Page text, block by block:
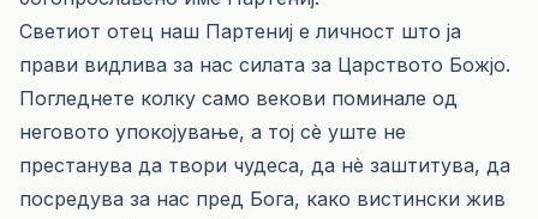
Светиот отец наш Партениј е личност што ја
прави видлива за нас силата за Царството Божјо.
Погледнете колку само векови поминале од
неговото упокојување, а тој сѐ уште не
престанува да твори чудеса, да нѐ заштитува, да
посредува за нас пред Бога, како вистински жив